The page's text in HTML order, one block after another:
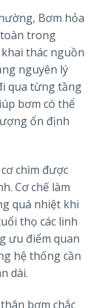
Bơm hỏa
trong
thác nguồn
nguyên lý
qua từng tầng
bơm có thể
ổn định
chìm được
Cơ chế làm
quá nhiệt khi
thọ các linh
ưu điểm quan
hệ thống cần
dài.
bơm chắc